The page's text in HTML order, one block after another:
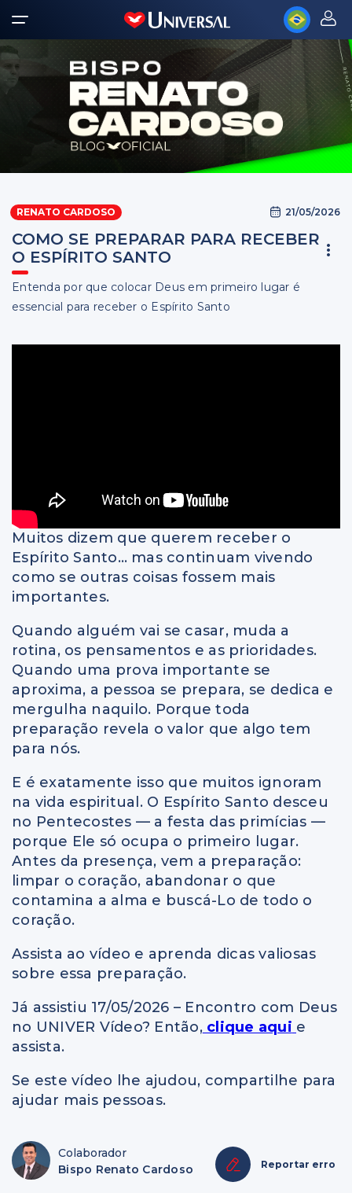
RENATO CARDOSO 21/05/2026
COMO SE PREPARAR PARA RECEBER
O ESPÍRITO SANTO
Entenda por que colocar Deus em primeiro lugar é
essencial para receber o Espírito Santo
Muitos dizem que querem receber o
Espírito Santo… mas continuam vivendo
como se outras coisas fossem mais
importantes.
Quando alguém vai se casar, muda a
rotina, os pensamentos e as prioridades.
Quando uma prova importante se
aproxima, a pessoa se prepara, se dedica e
mergulha naquilo. Porque toda
preparação revela o valor que algo tem
para nós.
E é exatamente isso que muitos ignoram
na vida espiritual. O Espírito Santo desceu
no Pentecostes — a festa das primícias —
porque Ele só ocupa o primeiro lugar.
Antes da presença, vem a preparação:
limpar o coração, abandonar o que
contamina a alma e buscá-Lo de todo o
coração.
Assista ao vídeo e aprenda dicas valiosas
sobre essa preparação.
Já assistiu 17/05/2026 – Encontro com Deus
no UNIVER Vídeo? Então, clique aqui e
assista.
Se este vídeo lhe ajudou, compartilhe para
ajudar mais pessoas.
Colaborador
Bispo Renato Cardoso
Reportar erro